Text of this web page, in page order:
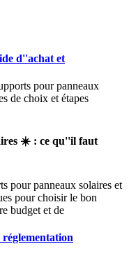
d''achat et
pour panneaux
de choix et étapes
☀️ : ce qu''il faut
pour panneaux solaires et
pour choisir le bon
budget et de